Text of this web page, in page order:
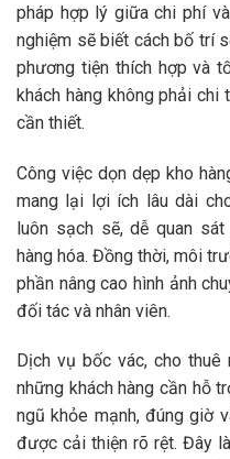
pháp hợp lý giữa chi phí
nghiệm sẽ biết cách bố trí
phương tiện thích hợp và
khách hàng không phải chi
cần thiết.
Công việcdọn dẹp kho
mang lại lợi ích lâu dài
luôn sạch sẽ, dễ quan
hàng hóa. Đồng thời, môi
phần nâng cao hình ảnh
đối tác và nhân viên.
Dịch vụ bốc vác, cho thuê
những khách hàng cần hỗ
ngũ khỏe mạnh, đúng giờ
được cải thiện rõ rệt. Đây